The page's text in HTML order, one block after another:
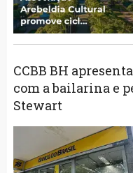
CCBB BH
com a bailarina e
Stewart